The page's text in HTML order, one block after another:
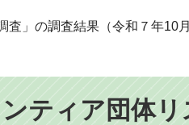
査​ 」の調査結果（令和７年10
ティア団体リ